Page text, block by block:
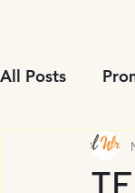
All Posts